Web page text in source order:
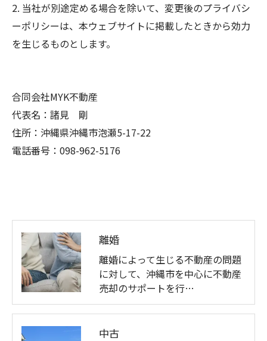
2. 当社が別途定める場合を除いて、変更後のプライバシ
ーポリシーは、本ウェブサイトに掲載したときから効力
を生じるものとします。
合同会社MYK不動産
代表名：諸見 剛
住所：沖縄県沖縄市泡瀬5-17-22
電話番号：098-962-5176
離婚
離婚によって生じる不動産の問題
に対して、沖縄市を中心に不動産
売却のサポートを行…
中古